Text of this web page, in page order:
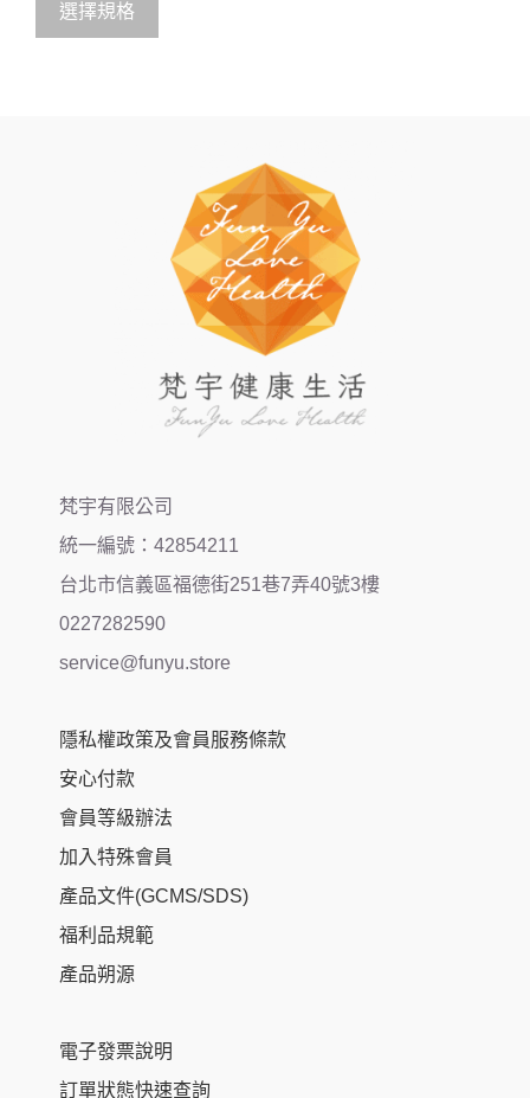
5
選擇規格
梵宇有限公司
統一編號：42854211
台北市信義區福德街251巷7弄40號3樓
0227282590
service@funyu.store
隱私權政策及會員服務條款
安心付款
會員等級辦法
加入特殊會員
產品文件(GCMS/SDS)
福利品規範
產品朔源
電子發票說明
訂單狀態快速查詢